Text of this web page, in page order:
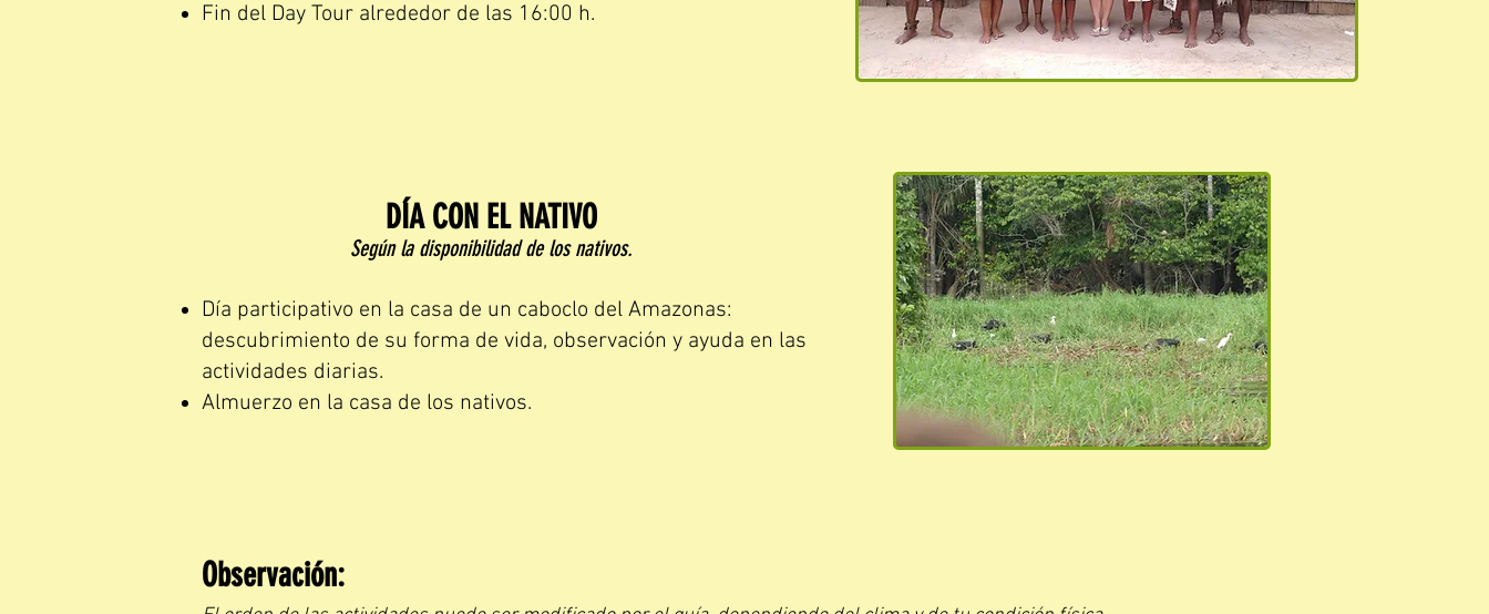
Fin del Day Tour alrededor de las 16:00 h.
DÍA CON EL NATIVO
Según la disponibilidad de los nativos.
Día participativo en la casa de un caboclo del Amazonas:
descubrimiento de su forma de vida, observación y ayuda en las
actividades diarias.
Almuerzo en la casa de los nativos.
Observación: